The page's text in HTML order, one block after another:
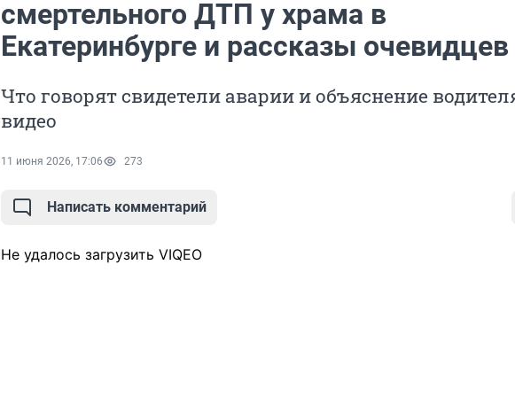
смертельного ДТП у храма в
Екатеринбурге и рассказы очевидцев
Что говорят свидетели аварии и объяснение
видео
11 июня 2026, 17:06 273
Написать комментарий
Не удалось загрузить VIQEO